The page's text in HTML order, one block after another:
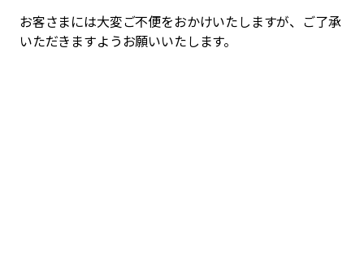
お客さまには大変ご不便をおかけいたしますが、ご了承
いただきますようお願いいたします。